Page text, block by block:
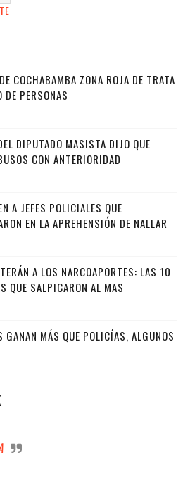
COCHABAMBA ZONA ROJA DE TRATA
DE PERSONAS
DIPUTADO MASISTA DIJO QUE
CON ANTERIORIDAD
A JEFES POLICIALES QUE
EN LA APREHENSIÓN DE NALLAR
A LOS NARCOAPORTES: LAS 10
QUE SALPICARON AL MAS
GANAN MÁS QUE POLICÍAS, ALGUNOS